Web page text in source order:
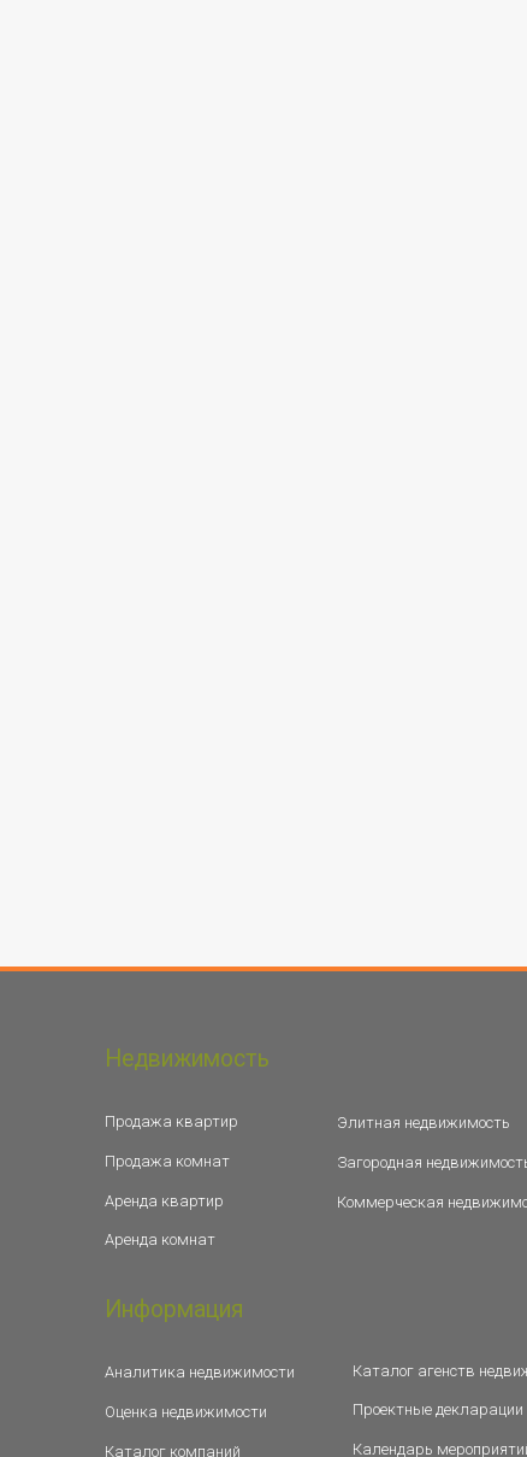
Недвижимость
Продажа квартир
Продажа комнат
Аренда квартир
Аренда комнат
Элитная недвижимость
Загородная
Коммерческая
Информация
Аналитика недвижимости
Оценка недвижимости
Каталог компаний
Каталог агенств
Проектные декларации
Календарь